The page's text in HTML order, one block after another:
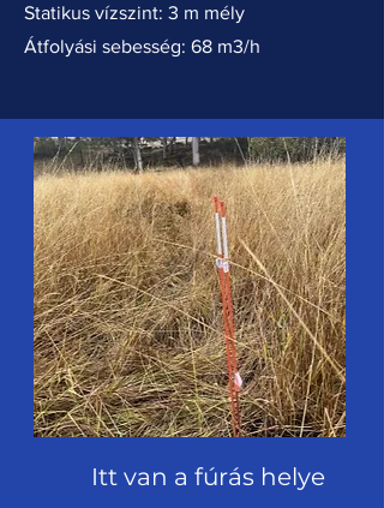
Statikus vízszint: 3 m mély
Átfolyási sebesség: 68 m3/h
Itt van a fúrás helye